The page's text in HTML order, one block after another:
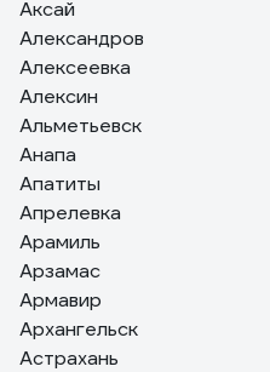
Аксай
Александров
Алексеевка
Алексин
Альметьевск
Анапа
Апатиты
Апрелевка
Арамиль
Арзамас
Армавир
Архангельск
Астрахань